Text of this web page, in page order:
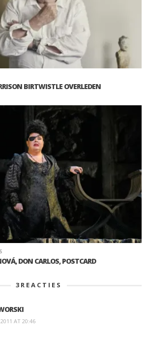
BIRTWISTLE OVERLEDEN
DON CARLOS, POSTCARD
3 REACTIES
AT 20:46